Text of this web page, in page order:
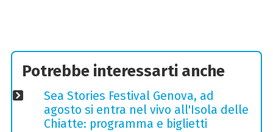
Potrebbe interessarti anche
Sea Stories Festival Genova, ad
agosto si entra nel vivo all'Isola delle
Chiatte: programma e biglietti